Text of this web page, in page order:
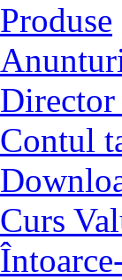
Produse
Director
Contul
Curs